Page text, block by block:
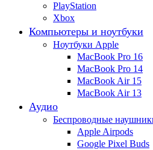
PlayStation
Xbox
Компьютеры и ноутбуки
Ноутбуки Apple
MacBook Pro 16
MacBook Pro 14
MacBook Air 15
MacBook Air 13
Аудио
Беспроводные
Apple Airpods
Google Pixel Buds